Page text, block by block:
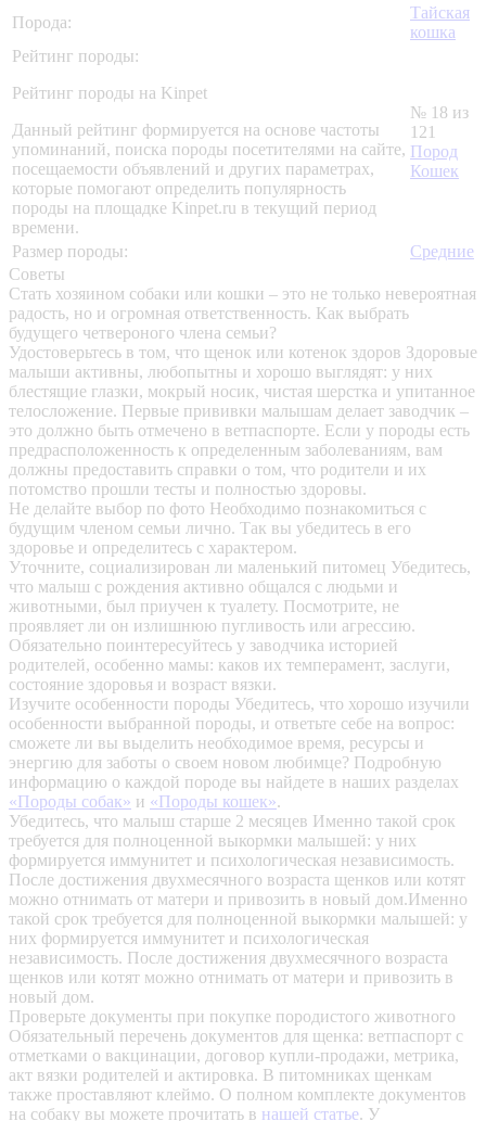
Порода:
Тайская
кошка
Рейтинг породы:
Рейтинг породы на Kinpet
Данный рейтинг формируется на основе частоты
упоминаний, поиска породы посетителями на сайте,
посещаемости объявлений и других параметрах,
которые помогают определить популярность
породы на площадке Kinpet.ru в текущий период
времени.
№ 18 из
121
Пород
Кошек
Размер породы:
Средние
Советы
Стать хозяином собаки или кошки – это не только невероятная
радость, но и огромная ответственность. Как выбрать
будущего четвероного члена семьи?
Удостоверьтесь в том, что щенок или котенок здоров Здоровые
малыши активны, любопытны и хорошо выглядят: у них
блестящие глазки, мокрый носик, чистая шерстка и упитанное
телосложение. Первые прививки малышам делает заводчик –
это должно быть отмечено в ветпаспорте. Если у породы есть
предрасположенность к определенным заболеваниям, вам
должны предоставить справки о том, что родители и их
потомство прошли тесты и полностью здоровы.
Не делайте выбор по фото Необходимо познакомиться с
будущим членом семьи лично. Так вы убедитесь в его
здоровье и определитесь с характером.
Уточните, социализирован ли маленький питомец Убедитесь,
что малыш с рождения активно общался с людьми и
животными, был приучен к туалету. Посмотрите, не
проявляет ли он излишнюю пугливость или агрессию.
Обязательно поинтересуйтесь у заводчика историей
родителей, особенно мамы: каков их темперамент, заслуги,
состояние здоровья и возраст вязки.
Изучите особенности породы Убедитесь, что хорошо изучили
особенности выбранной породы, и ответьте себе на вопрос:
сможете ли вы выделить необходимое время, ресурсы и
энергию для заботы о своем новом любимце? Подробную
информацию о каждой породе вы найдете в наших разделах
«Породы собак» и «Породы кошек».
Убедитесь, что малыш старше 2 месяцев Именно такой срок
требуется для полноценной выкормки малышей: у них
формируется иммунитет и психологическая независимость.
После достижения двухмесячного возраста щенков или котят
можно отнимать от матери и привозить в новый дом.Именно
такой срок требуется для полноценной выкормки малышей: у
них формируется иммунитет и психологическая
независимость. После достижения двухмесячного возраста
щенков или котят можно отнимать от матери и привозить в
новый дом.
Проверьте документы при покупке породистого животного
Обязательный перечень документов для щенка: ветпаспорт с
отметками о вакцинации, договор купли-продажи, метрика,
акт вязки родителей и актировка. В питомниках щенкам
также проставляют клеймо. О полном комплекте документов
на собаку вы можете прочитать в нашей статье. У